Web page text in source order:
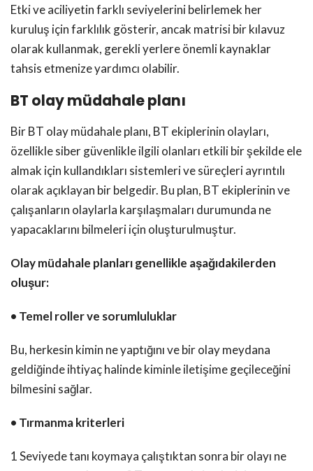
Etki ve aciliyetin farklı seviyelerini belirlemek her
kuruluş için farklılık gösterir, ancak matrisi bir kılavuz
olarak kullanmak, gerekli yerlere önemli kaynaklar
tahsis etmenize yardımcı olabilir.
BT olay müdahale planı
Bir BT olay müdahale planı, BT ekiplerinin olayları,
özellikle siber güvenlikle ilgili olanları etkili bir şekilde ele
almak için kullandıkları sistemleri ve süreçleri ayrıntılı
olarak açıklayan bir belgedir. Bu plan, BT ekiplerinin ve
çalışanların olaylarla karşılaşmaları durumunda ne
yapacaklarını bilmeleri için oluşturulmuştur.
Olay müdahale planları genellikle aşağıdakilerden
oluşur:
• Temel roller ve sorumluluklar
Bu, herkesin kimin ne yaptığını ve bir olay meydana
geldiğinde ihtiyaç halinde kiminle iletişime geçileceğini
bilmesini sağlar.
• Tırmanma kriterleri
1 Seviyede tanı koymaya çalıştıktan sonra bir olayı ne